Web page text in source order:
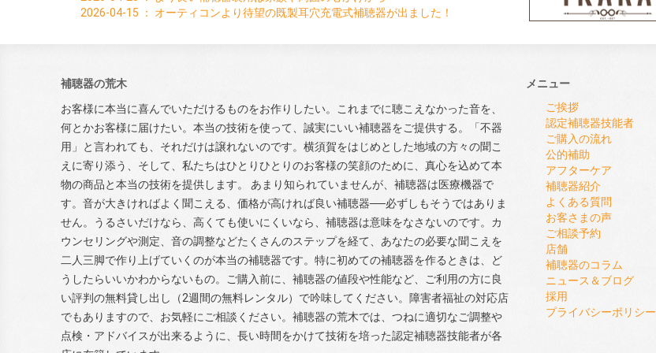
2026-04-15 ： オーティコンより待望の既製耳穴充電式補聴器が出ました！
補聴器の荒木
お客様に本当に喜んでいただけるものをお作りしたい。これまでに聴こえなかった音を、
何とかお客様に届けたい。本当の技術を使って、誠実にいい補聴器をご提供する。「不器
用」と言われても、それだけは譲れないのです。横須賀をはじめとした地域の方々の聞こ
えに寄り添う、そして、私たちはひとりひとりのお客様の笑顔のために、真心を込めて本
物の商品と本当の技術を提供します。 あまり知られていませんが、補聴器は医療機器で
す。音が大きければよく聞こえる、価格が高ければ良い補聴器──必ずしもそうではありま
せん。うるさいだけなら、高くても使いにくいなら、補聴器は意味をなさないのです。カ
ウンセリングや測定、音の調整などたくさんのステップを経て、あなたの必要な聞こえを
二人三脚で作り上げていくのが本当の補聴器です。特に初めての補聴器を作るときは、ど
うしたらいいかわからないもの。ご購入前に、補聴器の値段や性能など、ご利用の方に良
い評判の無料貸し出し（2週間の無料レンタル）で吟味してください。障害者福祉の対応店
でもありますので、お気軽にご相談ください。補聴器の荒木では、つねに適切なご調整や
点検・アドバイスが出来るように、長い時間をかけて技術を培った認定補聴器技能者が各
メニュー
ご挨拶
認定補聴器技能者
ご購入の流れ
公的補助
アフターケア
補聴器紹介
よくある質問
お客さまの声
ご相談予約
店舗
補聴器のコラム
ニュース＆ブログ
採用
プライバシーポリシー